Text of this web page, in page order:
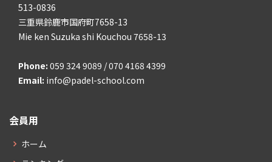
513-0836
三重県鈴鹿市国府町7658-13
Mie ken Suzuka shi Kouchou 7658-13
Phone: 059 324 9089 / 070 4168 4399
Email: info@padel-school.com
会員用
ホーム